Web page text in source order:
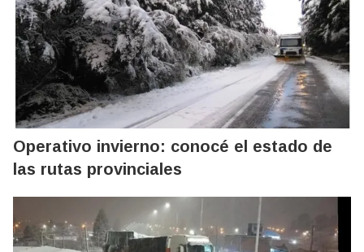
Operativo invierno: conocé el estado de
las rutas provinciales